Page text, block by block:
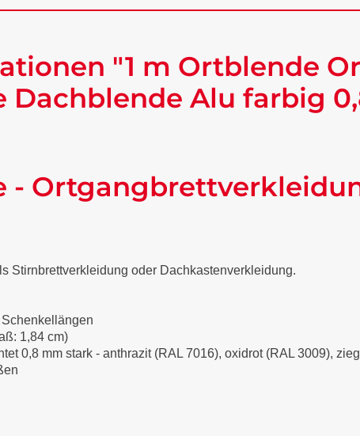
"1 m Ortblende
Alu farbig
-
Stirnbrettverkleidung oder Dachkastenverkleidung.
1,84 cm)
0,8 mm stark - anthrazit (RAL 7016), oxidrot (RAL 3009),